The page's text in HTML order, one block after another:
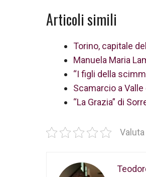
Articoli simili
Torino, capitale
Manuela Maria
“I figli della
Scamarcio a
“La Grazia” di